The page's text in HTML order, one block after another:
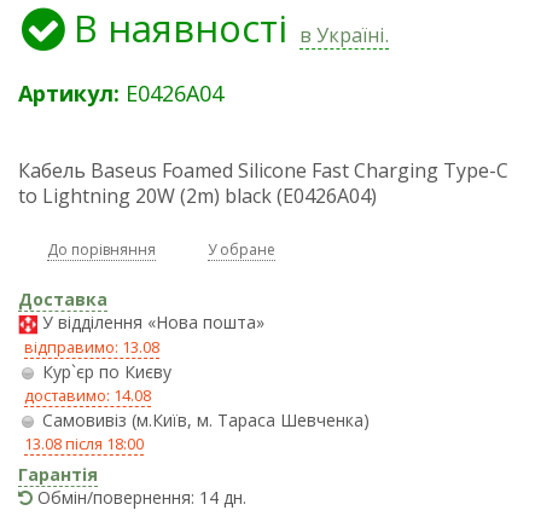
В наявності в Україні.
Артикул: E0426A04
Кабель Baseus Foamed Silicone Fast Charging Type-C
to Lightning 20W (2m) black (E0426A04)
До порівняння У обране
Доставка
У відділення «Нова пошта»
відправимо: 13.08
Кур`єр по Києву
доставимо: 14.08
Самовивіз (м.Київ, м. Тараса Шевченка)
13.08 після 18:00
Гарантія
Обмін/повернення: 14 дн.